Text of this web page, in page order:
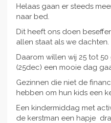
Helaas gaan er steeds
naar bed.
Dit heeft ons doen
allen staat als we dachten.
Daarom willen wij 25 tot
(25dec) een mooie dag
Gezinnen die niet de
hebben om hun kids een
Een kindermiddag met
de kerstman een hapje